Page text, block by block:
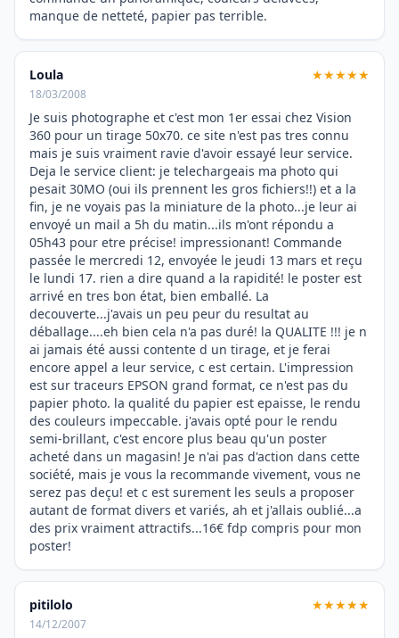
manque de netteté, papier pas terrible.
Loula ★★★★★
18/03/2008
Je suis photographe et c'est mon 1er essai chez Vision
360 pour un tirage 50x70. ce site n'est pas tres connu
mais je suis vraiment ravie d'avoir essayé leur service.
Deja le service client: je telechargeais ma photo qui
pesait 30MO (oui ils prennent les gros fichiers!!) et a la
fin, je ne voyais pas la miniature de la photo...je leur ai
envoyé un mail a 5h du matin...ils m'ont répondu a
05h43 pour etre précise! impressionant! Commande
passée le mercredi 12, envoyée le jeudi 13 mars et reçu
le lundi 17. rien a dire quand a la rapidité! le poster est
arrivé en tres bon état, bien emballé. La
decouverte...j'avais un peu peur du resultat au
déballage....eh bien cela n'a pas duré! la QUALITE !!! je n
ai jamais été aussi contente d un tirage, et je ferai
encore appel a leur service, c est certain. L'impression
est sur traceurs EPSON grand format, ce n'est pas du
papier photo. la qualité du papier est epaisse, le rendu
des couleurs impeccable. j'avais opté pour le rendu
semi-brillant, c'est encore plus beau qu'un poster
acheté dans un magasin! Je n'ai pas d'action dans cette
société, mais je vous la recommande vivement, vous ne
serez pas deçu! et c est surement les seuls a proposer
autant de format divers et variés, ah et j'allais oublié...a
des prix vraiment attractifs...16€ fdp compris pour mon
poster!
pitilolo ★★★★★
14/12/2007